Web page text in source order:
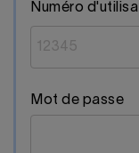
Numéro
Mot de passe